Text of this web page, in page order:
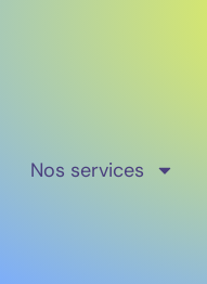
Nos services